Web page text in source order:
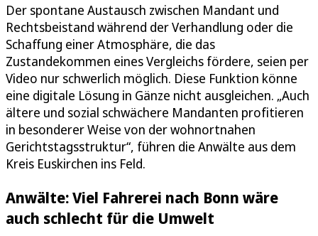
Der spontane Austausch zwischen Mandant und
Rechtsbeistand während der Verhandlung oder die
Schaffung einer Atmosphäre, die das
Zustandekommen eines Vergleichs fördere, seien per
Video nur schwerlich möglich. Diese Funktion könne
eine digitale Lösung in Gänze nicht ausgleichen. „Auch
ältere und sozial schwächere Mandanten profitieren
in besonderer Weise von der wohnortnahen
Gerichtstagsstruktur“, führen die Anwälte aus dem
Kreis Euskirchen ins Feld.
Anwälte: Viel Fahrerei nach Bonn wäre
auch schlecht für die Umwelt